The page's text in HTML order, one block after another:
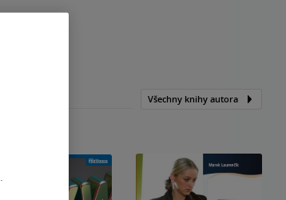
Všechny knihy autora